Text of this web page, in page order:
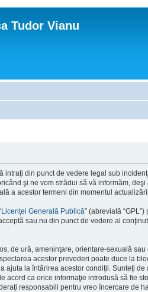
Tudor Vianu
din punct de vedere legal sub
şi ne vom strădui să vă informăm,
a acestor termeni din momentul
Licenţei Generală Publică” (abreviată
sau nu din punct de vedere al
de ură, ameninţare, orientare-sexuală
acestor prevederi poate duce la
la întărirea acestor condiţii. Sunteţi
ca orice informaţie introdusă să fie
responsabili pentru vreo încercare de